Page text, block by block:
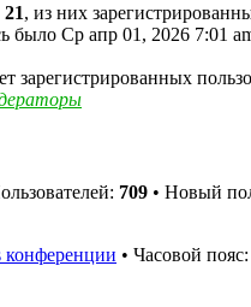
21, из них
было Ср апр 01, 2026 7:01
зарегистрированных
709 • Новый
конференции • Часовой